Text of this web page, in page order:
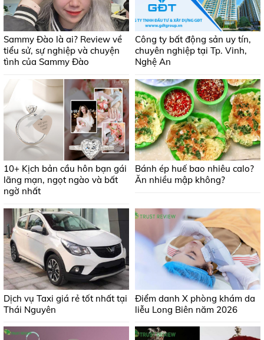
Sammy Đào là ai? Review về
tiểu sử, sự nghiệp và chuyện
tình của Sammy Đào
Công ty bất động sản uy tín,
chuyên nghiệp tại Tp. Vinh,
Nghệ An
10+ Kịch bản cầu hôn bạn gái
lãng mạn, ngọt ngào và bất
ngờ nhất
Bánh ép huế bao nhiêu calo?
Ăn nhiều mập không?
Dịch vụ Taxi giá rẻ tốt nhất tại
Thái Nguyên
Điểm danh X phòng khám da
liễu Long Biên năm 2026